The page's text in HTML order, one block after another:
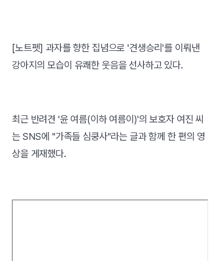
[노트펫] 과자를 향한 집념으로 '견생승리'를 이뤄낸
강아지의 모습이 유쾌한 웃음을 선사하고 있다.
최근 반려견 '윤 여름(이하 여름이)'의 보호자 여진 씨
는 SNS에 "가족들 심쿵사"라는 글과 함께 한 편의 영
상을 게재했다.